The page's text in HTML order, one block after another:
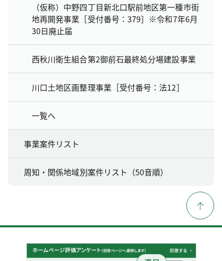
（仮称）中野四丁目新北口駅前地区第一種市街
地再開発事業［受付番号：379］※令和7年6月
30日廃止届
西秋川衛生組合第2御前石最終処分場建設事業
川口土地区画整理事業［受付番号：法12］
一覧へ
事業案件リスト
周知・関係地域別案件リスト（50音順）